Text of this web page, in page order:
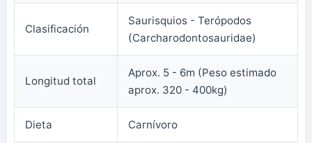
Clasificación
Saurisquios - Terópodos
(Carcharodontosauridae)
Longitud total
Aprox. 5 - 6m (Peso estimado
aprox. 320 - 400kg)
Dieta Carnívoro